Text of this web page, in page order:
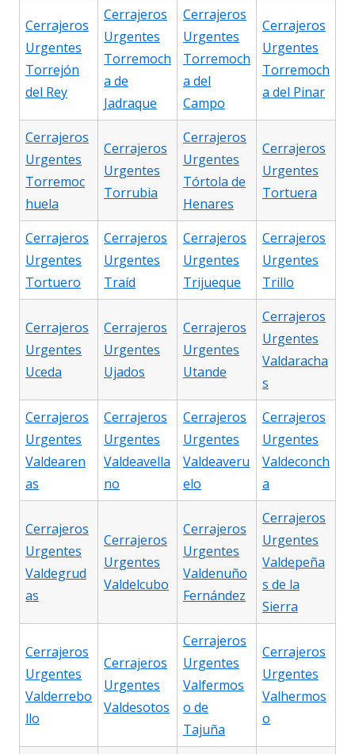
Cerrajeros
Urgentes
Torrejón
del Rey
Cerrajeros
Urgentes
Torremoch
a de
Jadraque
Cerrajeros
Urgentes
Torremoch
a del
Campo
Cerrajeros
Urgentes
Torremoch
a del Pinar
Cerrajeros
Urgentes
Torremoc
huela
Cerrajeros
Urgentes
Torrubia
Cerrajeros
Urgentes
Tórtola de
Henares
Cerrajeros
Urgentes
Tortuera
Cerrajeros
Urgentes
Tortuero
Cerrajeros
Urgentes
Traíd
Cerrajeros
Urgentes
Trijueque
Cerrajeros
Urgentes
Trillo
Cerrajeros
Urgentes
Uceda
Cerrajeros
Urgentes
Ujados
Cerrajeros
Urgentes
Utande
Cerrajeros
Urgentes
Valdaracha
s
Cerrajeros
Urgentes
Valdearen
as
Cerrajeros
Urgentes
Valdeavella
no
Cerrajeros
Urgentes
Valdeaveru
elo
Cerrajeros
Urgentes
Valdeconch
a
Cerrajeros
Urgentes
Valdegrud
as
Cerrajeros
Urgentes
Valdelcubo
Cerrajeros
Urgentes
Valdenuño
Fernández
Cerrajeros
Urgentes
Valdepeña
s de la
Sierra
Cerrajeros
Urgentes
Valderrebo
llo
Cerrajeros
Urgentes
Valdesotos
Cerrajeros
Urgentes
Valfermos
o de
Tajuña
Cerrajeros
Urgentes
Valhermos
o